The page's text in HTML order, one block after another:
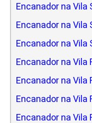
Encanador na Vila
Encanador na Vila
Encanador na Vila
Encanador na Vila
Encanador na Vila
Encanador na Vila
Encanador na Vila